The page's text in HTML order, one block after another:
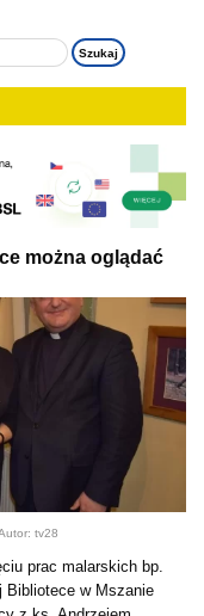
można oglądać
tv28
prac malarskich bp.
Bibliotece w Mszanie